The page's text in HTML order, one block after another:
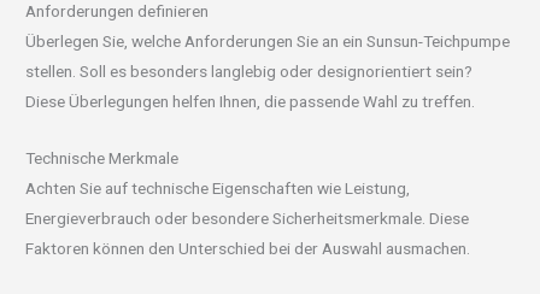
Anforderungen definieren
Überlegen Sie, welche Anforderungen Sie an ein Sunsun-Teichpumpe
stellen. Soll es besonders langlebig oder designorientiert sein?
Diese Überlegungen helfen Ihnen, die passende Wahl zu treffen.
Technische Merkmale
Achten Sie auf technische Eigenschaften wie Leistung,
Energieverbrauch oder besondere Sicherheitsmerkmale. Diese
Faktoren können den Unterschied bei der Auswahl ausmachen.